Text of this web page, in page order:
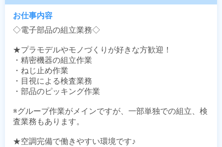
お仕事内容
◇電子部品の組立業務◇
★プラモデルやモノづくりが好きな方歓迎！
・精密機器の組立作業
・ねじ止め作業
・目視による検査業務
・部品のピッキング作業
※グループ作業がメインですが、一部単独での組立、検
査業務もあります。
★空調完備で働きやすい環境です♪